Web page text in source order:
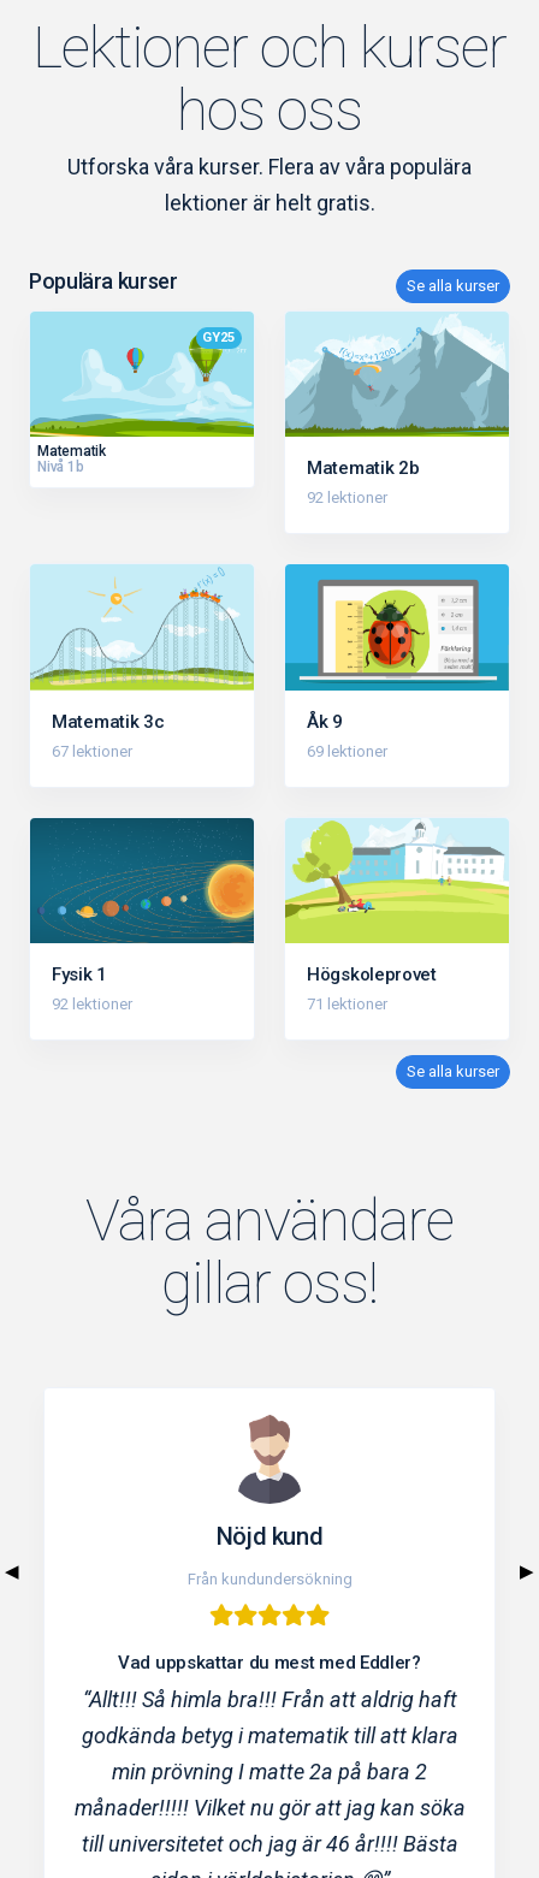
Lektioner och kurser
hos oss
Utforska våra kurser. Flera av våra populära
lektioner är helt gratis.
Populära kurser Se alla kurser
GY25
Matematik
Nivå 1b
Matematik 2b
92 lektioner
Matematik 3c
67 lektioner
Åk 9
69 lektioner
Fysik 1
92 lektioner
Högskoleprovet
71 lektioner
Se alla kurser
Våra användare
gillar oss!
Nöjd kund
Från kundundersökning
Vad uppskattar du mest med Eddler?
“Allt!!! Så himla bra!!! Från att aldrig haft
godkända betyg i matematik till att klara
min prövning I matte 2a på bara 2
månader!!!!! Vilket nu gör att jag kan söka
till universitetet och jag är 46 år!!!! Bästa
◀ ▶